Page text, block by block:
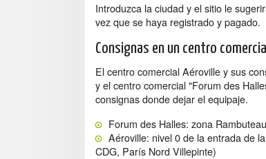
Introduzca la ciudad y el sitio le
vez que se haya registrado y pagado.
Consignas en un centro comercial
El centro comercial Aéroville y sus
y el centro comercial "Forum des
consignas donde dejar el equipaje.
Forum des Halles: zona
Aéroville: nivel 0 de la entrada de
CDG, París Nord Villepinte)